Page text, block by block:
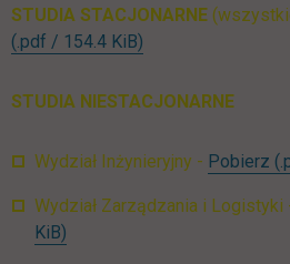
STUDIA STACJONARNE
(.pdf / 154.4 KiB)
STUDIA NIESTACJONARNE
Wydział Inżynieryjny - Pobierz
Wydział Zarządzania i Logistyki
KiB)